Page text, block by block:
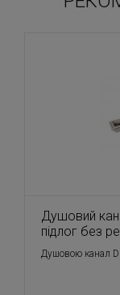
Душовий
підлог без
Душовою канал